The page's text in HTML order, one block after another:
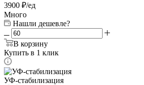
3900 ₽/ед
Много
Нашли дешевле?
В корзину
Купить в 1 клик
УФ-стабилизация